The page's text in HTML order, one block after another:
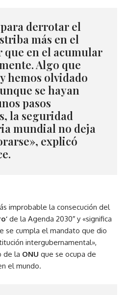
derrotar el
más en el
en el acumular
Algo que
hemos olvidado
se hayan
pasos
la seguridad
mundial no deja
explicó
.
improbable la consecución del
de la Agenda 2030″ y «significa
se cumpla el mandato que dio
intergubernamental»,
de la ONU que se ocupa de
el mundo.